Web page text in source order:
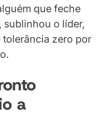
que feche
sublinhou o líder,
zero por
a